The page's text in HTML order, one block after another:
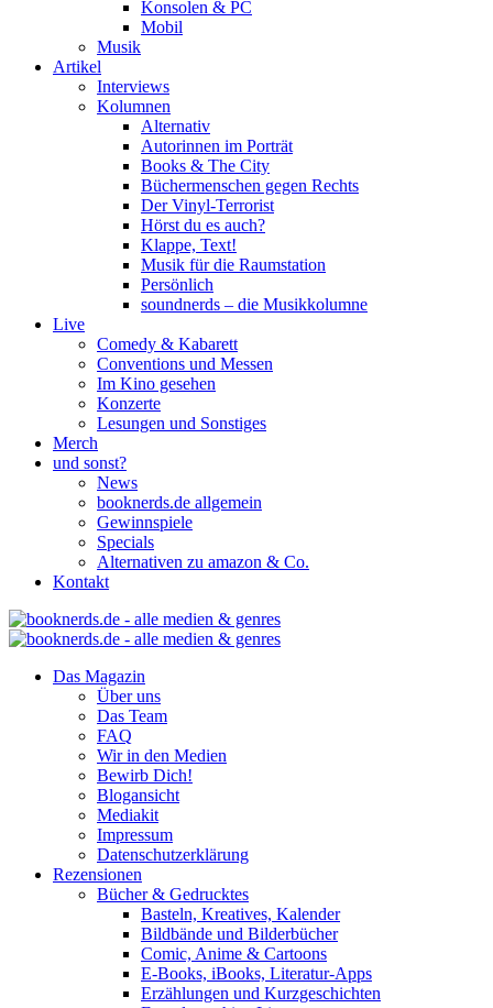
Konsolen & PC
Mobil
Musik
Artikel
Interviews
Kolumnen
Alternativ
Autorinnen im Porträt
Books & The City
Büchermenschen gegen Rechts
Der Vinyl-Terrorist
Hörst du es auch?
Klappe, Text!
Musik für die Raumstation
Persönlich
soundnerds – die Musikkolumne
Live
Comedy & Kabarett
Conventions und Messen
Im Kino gesehen
Konzerte
Lesungen und Sonstiges
Merch
und sonst?
News
booknerds.de allgemein
Gewinnspiele
Specials
Alternativen zu amazon & Co.
Kontakt
Das Magazin
Über uns
Das Team
FAQ
Wir in den Medien
Bewirb Dich!
Blogansicht
Mediakit
Impressum
Datenschutzerklärung
Rezensionen
Bücher & Gedrucktes
Basteln, Kreatives, Kalender
Bildbände und Bilderbücher
Comic, Anime & Cartoons
E-Books, iBooks, Literatur-Apps
Erzählungen und Kurzgeschichten